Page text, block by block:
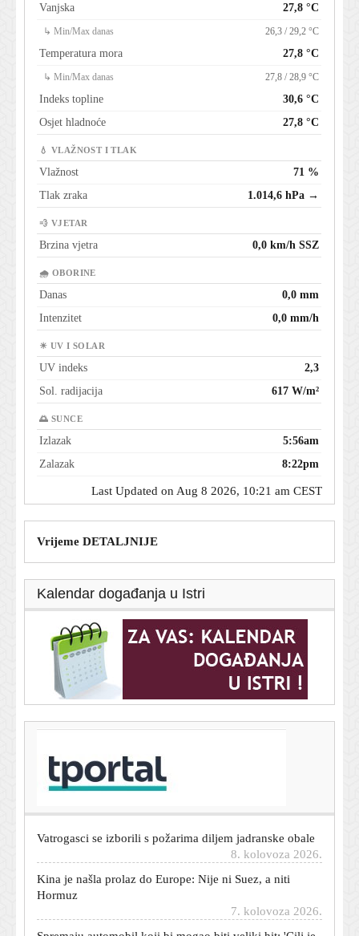
Vanjska 27,8 °C
↳ Min/Max danas 26,3 / 29,2 °C
Temperatura mora 27,8 °C
↳ Min/Max danas 27,8 / 28,9 °C
Indeks topline
30,6 °C
Osjet hladnoće
27,8 °C
💧 VLAŽNOST I TLAK
Vlažnost
71 %
Tlak zraka
1.014,6 hPa →
💨 VJETAR
Brzina vjetra 0,0 km/h SSZ
🌧 OBORINE
Danas
0,0 mm
Intenzitet
0,0 mm/h
☀ UV I SOLAR
UV indeks
2,3
Sol. radijacija
617 W/m²
🌅 SUNCE
Izlazak
5:56am
Zalazak
8:22pm
Last Updated on Aug 8 2026, 10:21 am CEST
Vrijeme DETALJNIJE
Kalendar događanja u Istri
Španjolska uhitila 77 krijumčara ljudi i droge: Akcija
nema veze s Ceutom
8. kolovoza 2026.
Kina je našla prolaz do Europe: Nije ni Suez, a niti
Hormuz
Spremaju automobil koji bi mogao biti veliki hit: 'Cilj je